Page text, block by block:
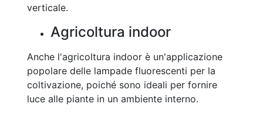
verticale.
Agricoltura indoor
Anche l'agricoltura indoor è un'applicazione
popolare delle lampade fluorescenti per la
coltivazione, poiché sono ideali per fornire
luce alle piante in un ambiente interno.